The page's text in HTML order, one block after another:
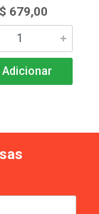
679,00
Adicionar